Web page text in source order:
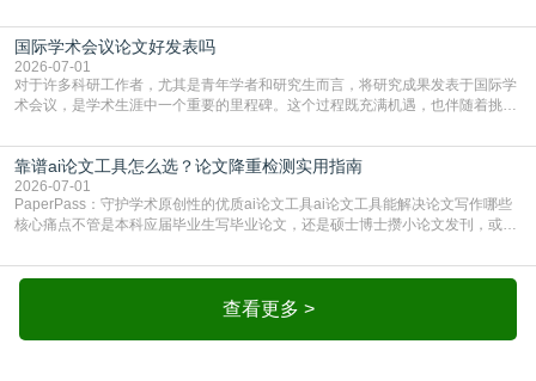
要求修改，还差点被判定学术不规范，真的太冤了。现在国内多数高校和核心期
刊，都已经明确出台了相关规定：如果使用AI生成内容辅助写作，必须明确标
注，未标注的AI生成内容会被认定为不符合学
国际学术会议论文好发表吗
2026-07-01
对于许多科研工作者，尤其是青年学者和研究生而言，将研究成果发表于国际学
术会议，是学术生涯中一个重要的里程碑。这个过程既充满机遇，也伴随着挑
疑问：国际学术会议论文到底好不好发表？其价值和难度究竟如何衡量。本篇
AEIC学术交流中心小编就为大家介绍“国际学术会议论文好发表吗”。一、会议论
文发表的相对优势与期刊论文相比，国际会议论文的发
靠谱ai论文工具怎么选？论文降重检测实用指南
2026-07-01
PaperPass：守护学术原创性的优质ai论文工具ai论文工具能解决论文写作哪些
核心痛点不管是本科应届毕业生写毕业论文，还是硕士博士攒小论文发刊，或是
自己逐句读逐句改，熬好几个大夜不说，还经常改不到点上，交上去才发现重复
率超标，再返工太折腾。现在有了成熟的ai论文工具，这些痛点基本都能高效解
决。靠谱的ai论文工具，不止能帮你梳查看更多 >